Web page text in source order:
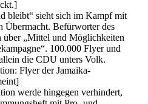
bleibt“ sieht sich im Kampf mit
Übermacht. Befürworter des
über „Mittel und Möglichkeiten
100.000 Flyer und
die CDU unters Volk.
Flyer der Jamaika-
werde hingegen verhindert,